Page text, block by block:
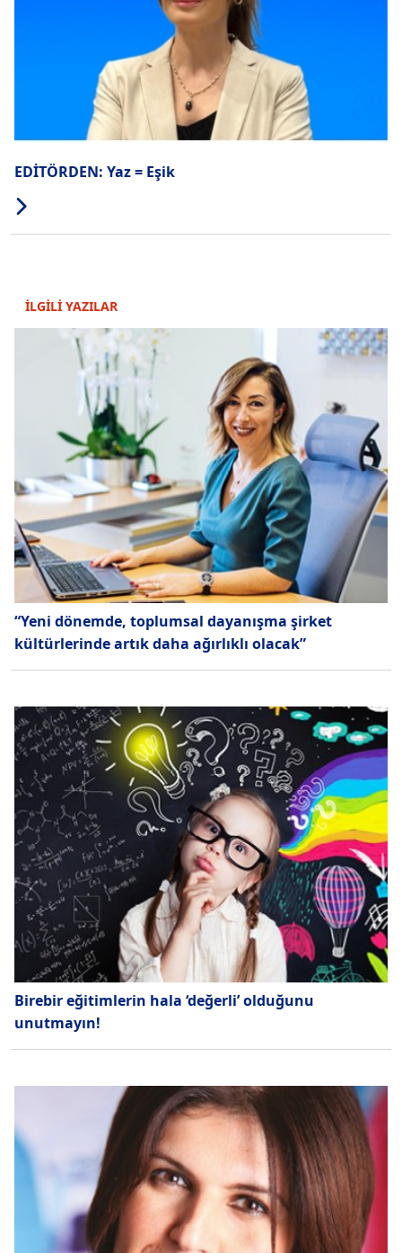
EDİTÖRDEN: Yaz = Eşik
İLGİLİ YAZILAR
“Yeni dönemde, toplumsal dayanışma şirket
kültürlerinde artık daha ağırlıklı olacak”
Birebir eğitimlerin hala ‘değerli’ olduğunu
unutmayın!